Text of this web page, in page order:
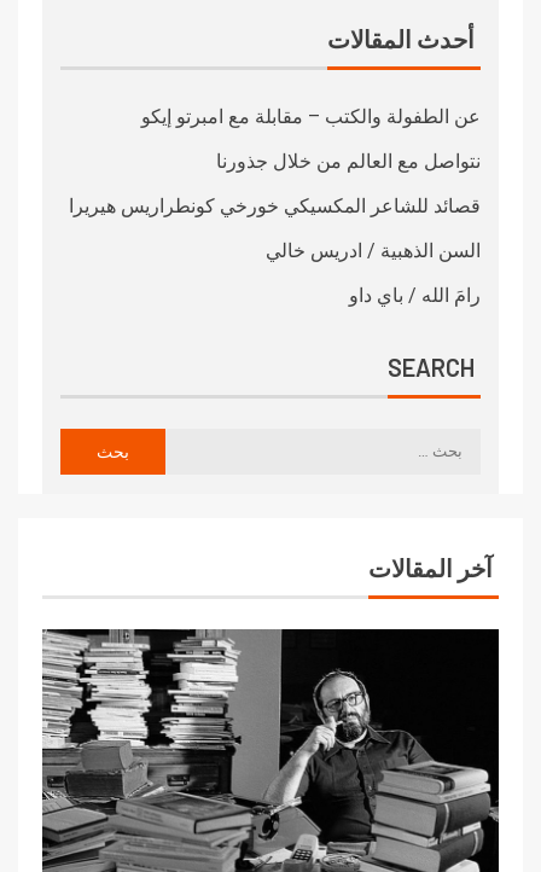
أحدث المقالات
عن الطفولة والكتب – مقابلة مع امبرتو إيكو
نتواصل مع العالم من خلال جذورنا
قصائد للشاعر المكسيكي خورخي كونطراريس هيريرا
السن الذهبية / ادريس خالي
رامَ الله / باي داو
SEARCH
آخر المقالات